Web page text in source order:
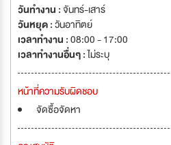
วันทำงาน :จันทร์-เสาร์
วันหยุด :วันอาทิตย์
เวลาทำงาน :08:00 - 17:00
เวลาทำงานอื่นๆ :ไม่ระบุ
หน้าที่ความรับผิดชอบ
จัดซื้อจัดหา